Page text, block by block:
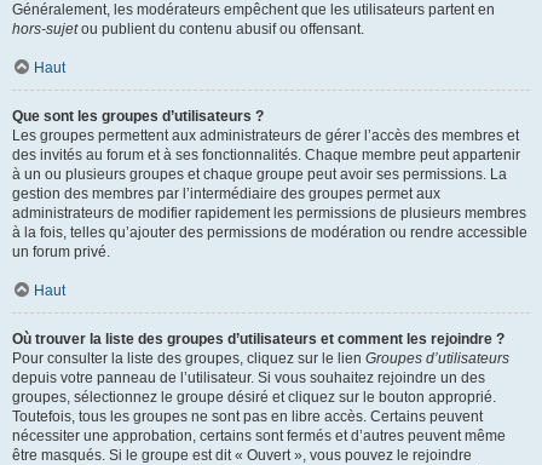
Généralement, les modérateurs empêchent que les utilisateurs partent en
hors-sujetou publient du contenu abusif ou offensant.
Haut
Que sont les groupes d’utilisateurs ?
Les groupes permettent aux administrateurs de gérer l’accès des membres et
des invités au forum et à ses fonctionnalités. Chaque membre peut appartenir
à un ou plusieurs groupes et chaque groupe peut avoir ses permissions. La
gestion des membres par l’intermédiaire des groupes permet aux
administrateurs de modifier rapidement les permissions de plusieurs membres
à la fois, telles qu’ajouter des permissions de modération ou rendre accessible
un forum privé.
Haut
Où trouver la liste des groupes d’utilisateurs et comment les rejoindre ?
Pour consulter la liste des groupes, cliquez sur le lien Groupes d’utilisateurs
depuis votre panneau de l’utilisateur. Si vous souhaitez rejoindre un des
groupes, sélectionnez le groupe désiré et cliquez sur le bouton approprié.
Toutefois, tous les groupes ne sont pas en libre accès. Certains peuvent
nécessiter une approbation, certains sont fermés et d’autres peuvent même
être masqués. Si le groupe est dit « Ouvert », vous pouvez le rejoindre